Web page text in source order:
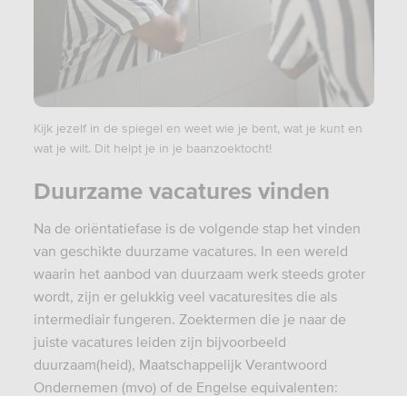
Kijk jezelf in de spiegel en weet wie je bent, wat je kunt en
wat je wilt. Dit helpt je in je baanzoektocht!
Duurzame vacatures vinden
Na de oriëntatiefase is de volgende stap het vinden
van geschikte duurzame vacatures. In een wereld
waarin het aanbod van duurzaam werk steeds groter
wordt, zijn er gelukkig veel vacaturesites die als
intermediair fungeren. Zoektermen die je naar de
juiste vacatures leiden zijn bijvoorbeeld
duurzaam(heid), Maatschappelijk Verantwoord
Ondernemen (mvo) of de Engelse equivalenten: